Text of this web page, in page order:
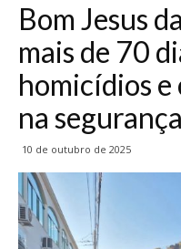
Bom Jesus
mais de 70
homicídios e
na
10 de outubro de 2025